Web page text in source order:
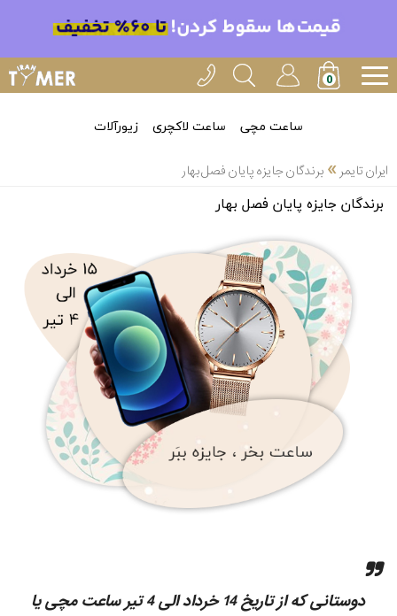
ساعت مچی ساعت لاکچری زیورآلات
ایران تایمر » برندگان جایزه پایان فصل بهار
برندگان جایزه پایان فصل بهار
دوستانی که از تاریخ 14 خرداد الی 4 تیر ساعت مچی یا